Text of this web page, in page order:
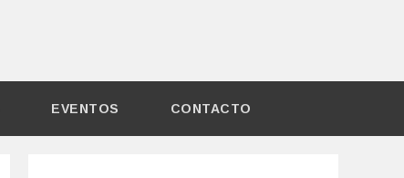
EVENTOS CONTACTO